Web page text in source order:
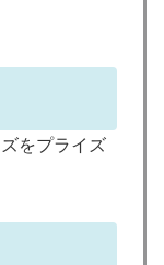
をプライズ